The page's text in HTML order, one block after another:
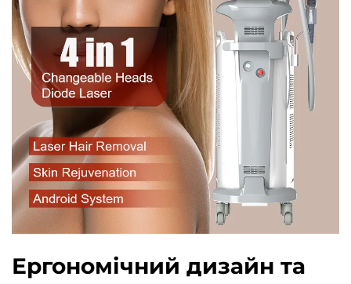
Ергономічний дизайн та